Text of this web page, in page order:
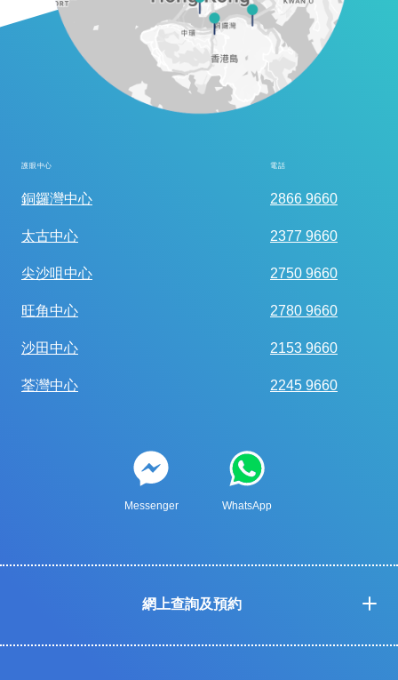
護眼中心 電話
銅鑼灣中心 2866 9660
太古中心 2377 9660
尖沙咀中心 2750 9660
旺角中心 2780 9660
沙田中心 2153 9660
荃灣中心 2245 9660
Messenger WhatsApp
網上查詢及預約